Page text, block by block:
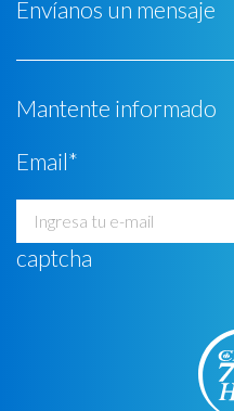
Envíanos un mensaje
Mantente informado
Email*
captcha